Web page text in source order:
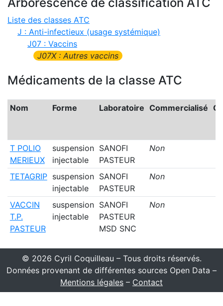
Liste des classes ATC
J : Anti-infectieux (usage systémique)
J07 : Vaccins
J07X : Autres vaccins
Médicaments de la classe ATC
Nom Forme Laboratoire Commercialisé
T POLIO
MERIEUX
suspension
injectable
SANOFI
PASTEUR
Non
TETAGRIP suspension
injectable
SANOFI
PASTEUR
Non
VACCIN
T.P.
PASTEUR
suspension
injectable
SANOFI
PASTEUR
MSD SNC
Non
© 2026 Cyril Coquilleau – Tous droits réservés.
Données provenant de différentes sources Open Data –
Mentions légales – Contact